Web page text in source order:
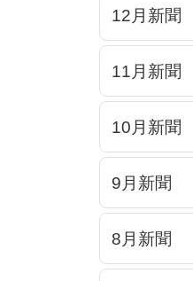
12月新聞
11月新聞
10月新聞
9月新聞
8月新聞